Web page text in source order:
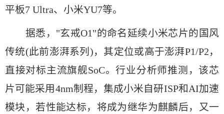
平板7 Ultra、小米YU7等。
据悉，"玄戒O1"的命名延续小米芯片的国风
传统(此前澎湃系列)，其定位或高于澎湃P1/P2，
直接对标主流旗舰SoC。行业分析师推测，该芯
片可能采用4nm制程，集成小米自研ISP和AI加速
模块，若性能达标，将成为继华为麒麟后，又一